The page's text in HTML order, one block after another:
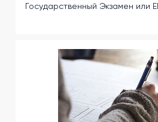
Государственный Экзамен или